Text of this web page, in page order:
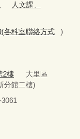
人文課、
各科室聯絡方式 )
2樓
大里區
分館二樓)